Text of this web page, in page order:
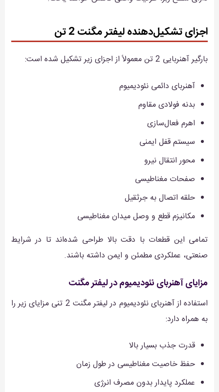
اجزای تشکیل‌دهنده لیفتر مگنت 2 تن
بارگیر آهنربایی 2 تن معمولاً از اجزای زیر تشکیل شده است:
آهنربای دائمی نئودیمیوم
بدنه فولادی مقاوم
اهرم فعال‌سازی
سیستم قفل ایمنی
محور انتقال نیرو
صفحات مغناطیسی
حلقه اتصال به جرثقیل
مکانیزم قطع و وصل میدان مغناطیسی
تمامی این قطعات با دقت بالا طراحی شده‌اند تا در شرایط
صنعتی، عملکردی مطمئن و ایمن داشته باشند.
مزایای آهنربای نئودیمیوم در لیفتر مگنت
استفاده از آهنربای نئودیمیوم در لیفتر مگنت 2 تنی مزایای زیر را
به همراه دارد:
قدرت جذب بسیار بالا
حفظ خاصیت مغناطیسی در طول زمان
عملکرد پایدار بدون مصرف انرژی